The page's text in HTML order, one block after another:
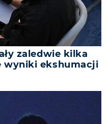
zaledwie kilka
wyniki ekshumacji